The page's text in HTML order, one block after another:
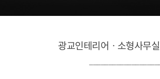
광교인테리어ㆍ소형사무실